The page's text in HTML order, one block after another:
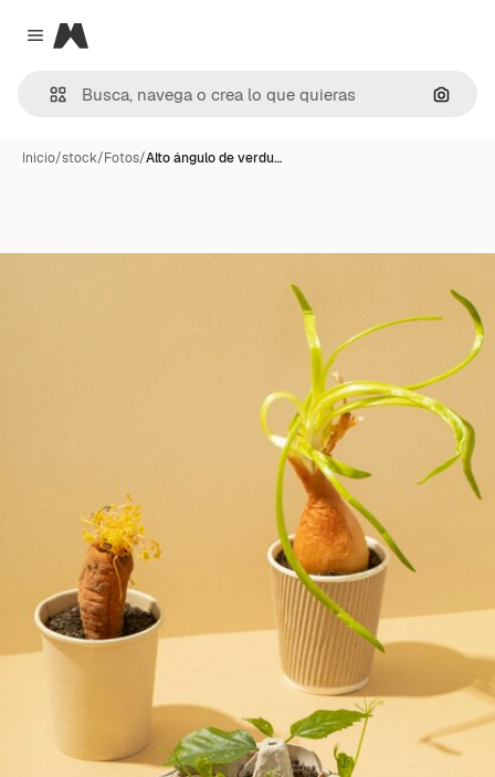
Close menu
Magnific
Inicio/stock/Fotos/Alto ángulo de verdu…